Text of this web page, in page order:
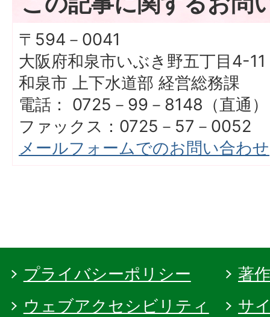
〒594－0041
大阪府和泉市いぶき野五丁目4-11
和泉市 上下水道部 経営総務課
電話： 0725－99－8148（直通）
ファックス：0725－57－0052
メールフォームでのお問い合わせ
プライバシーポリシー
著
ウェブアクセシビリティ
サ